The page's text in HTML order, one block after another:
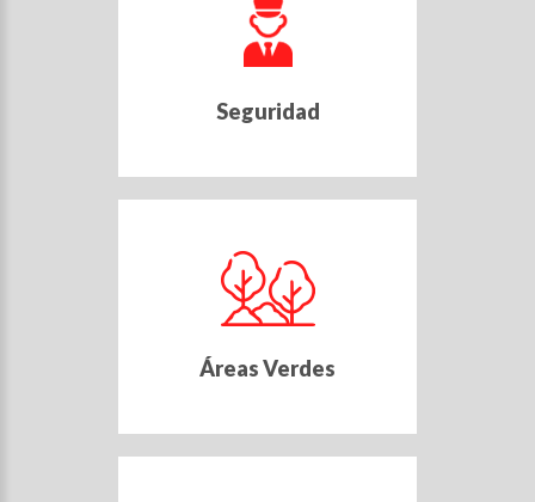
Seguridad
Áreas Verdes